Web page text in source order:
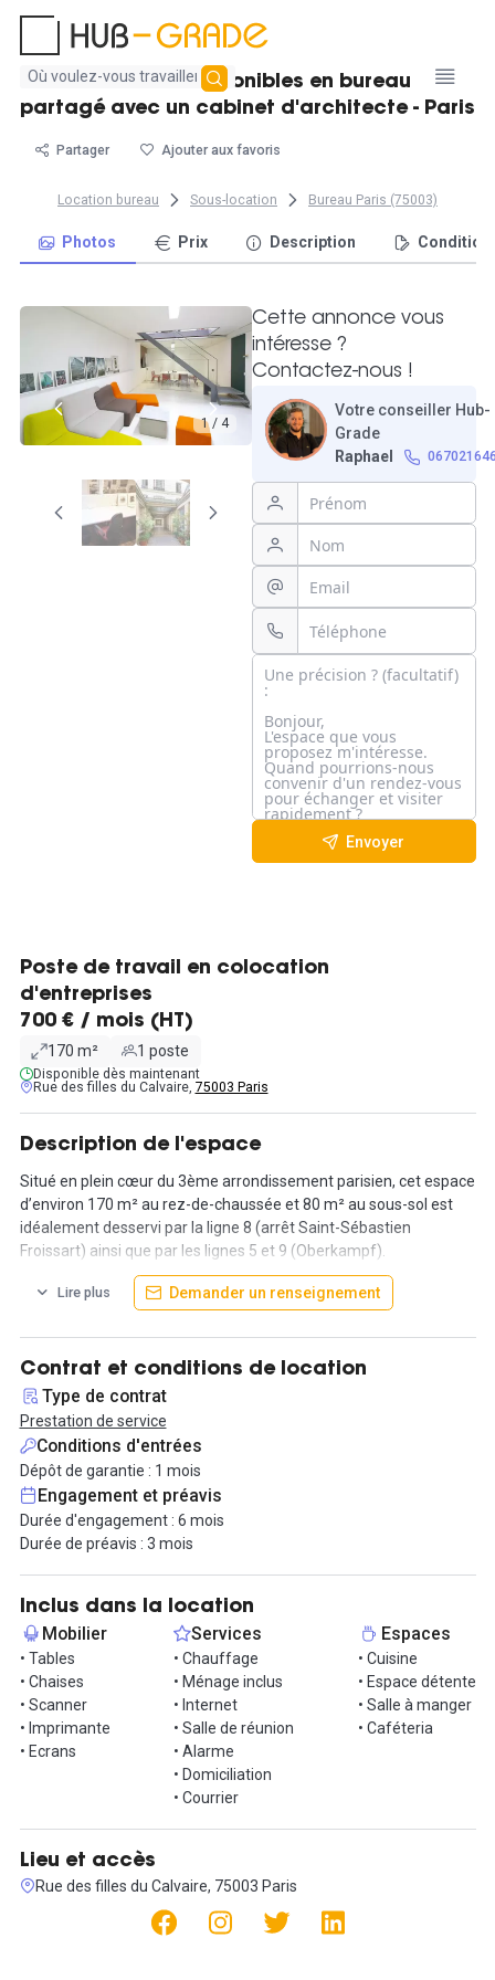
Aucun
résultat
trouvé
Poste de travail disponibles en bureau
partagé avec un cabinet d'architecte - Paris
Partager Ajouter aux favoris
Location bureau Sous-location Bureau Paris (75003)
Photos Prix Description
1 / 4
Cette annonce vous
intéresse ?
Contactez-nous !
Votre conseiller Hub-
Grade
Raphael
Envoyer
Poste de travail en colocation
d'entreprises
700 € / mois (HT)
170 m² 1 poste
Disponible dès maintenant
Rue des filles du Calvaire, 75003 Paris
Description de l'espace
Situé en plein cœur du 3ème arrondissement parisien, cet espace
d’environ 170 m² au rez-de-chaussée et 80 m² au sous-sol est
idéalement desservi par la ligne 8 (arrêt Saint-Sébastien
Froissart) ainsi que par les lignes 5 et 9 (Oberkampf).
Ce cabinet d'architecte met à disposition des postes de travail. Au
qu'une salle de réunion, tandis qu'au niveau inférieur, vous aurez
accès à un espace lounge, une cuisine, une matériauthèque ainsi
qu'une seconde salle de réunion.
Sur la première rangée, il y a 2 places de 2 m de long chacune et
un L pouvant accueillir 2 personnes. Le tout possède des
rangements à l’arrière : un rangement par place et 2 pour le L.
Pour les places de 2 m de long, le tarif est de 700 € charges
comprises. Pour le L, le montant est de 1 200 € charges
comprises.
Attention, ces tarifs comprennent la totalité des prestations, y
compris le WiFi et la salle de réunion… à l’exception des
impressions et du téléphone fixe, qui viendraient en sus.
Pour toute entreprise qui désirerait occuper ces locaux, il serait
préférable que votre activité soit : prestataire de services en
architecture, bâtiment, construction.
Le prix comprend toutes les charges et toutes les taxes.
Cependant, certains services sont en option, à l'image de
l'imprimante, du café ou encore de fournitures de bureau telles
que du papier et des enveloppes.
Informations complémentaires sur cet espace de
Lire plus Demander un renseignement
Contrat et conditions de location
Type de contrat
Prestation de service
Conditions d'entrées
Dépôt de garantie : 1 mois
Engagement et préavis
Durée d'engagement : 6 mois
Durée de préavis : 3 mois
Inclus dans la location
Mobilier
• Tables
• Chaises
• Scanner
• Imprimante
• Ecrans
Services
• Chauffage
• Ménage inclus
• Internet
• Salle de réunion
• Alarme
• Domiciliation
• Courrier
Espaces
• Cuisine
• Espace détente
• Salle à manger
• Caféteria
Lieu et accès
Rue des filles du Calvaire, 75003 Paris